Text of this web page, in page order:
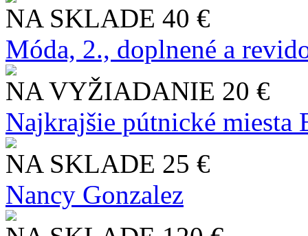
NA SKLADE 40 €
Móda, 2., doplnené a
NA VYŽIADANIE 20 €
Najkrajšie pútnické miesta
NA SKLADE 25 €
Nancy Gonzalez